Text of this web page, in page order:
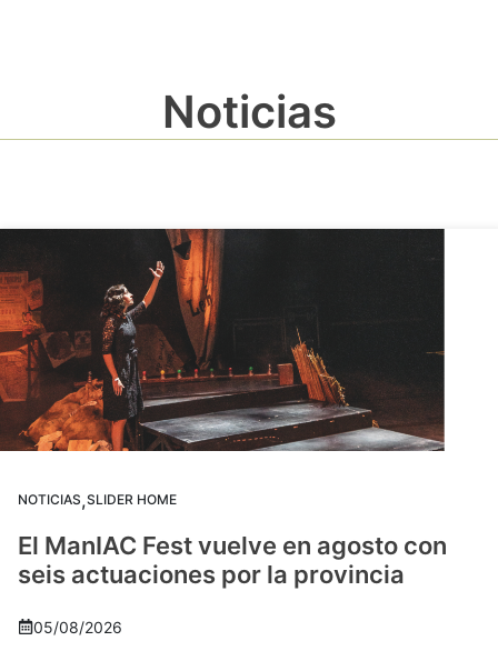
Noticias
NOTICIAS,SLIDER HOME
El ManIAC Fest vuelve en agosto con
seis actuaciones por la provincia
05/08/2026